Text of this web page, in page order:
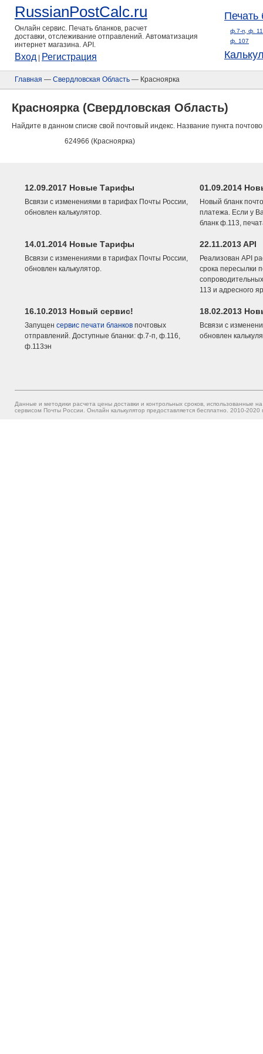
RussianPostCalc.ru
Онлайн сервис. Печать бланков, расчет
доставки, отслеживание отправлений. Автоматизация
интернет магазина. API.
Вход Регистрация
Печать
ф.7-п, ф.
ф. 107
Главная — Свердловская Область — Красноярка
Красноярка (Свердловская Область)
Найдите в данном списке свой почтовый индекс. Название пункта
624966 (Красноярка)
12.09.2017 Новые Тарифы
Всвязи с изменениями в тарифах Почты России,
обновлен калькулятор.
01.09.2014
Новый бланк
платежа. Если у
бланк ф.113,
14.01.2014 Новые Тарифы
Всвязи с изменениями в тарифах Почты России,
обновлен калькулятор.
22.11.2013 API
Реализован API
срока пересылки
113 и адресного
16.10.2013 Новый сервис!
Запущен сервис печати бланков почтовых
отправлений. Доступные бланки: ф.7-п, ф.116,
ф.113эн
18.02.2013
Всвязи с
обновлен
Данные и методики расчета цены доставки и контрольных сроков, использованные
сервисом Почты России. Онлайн калькулятор предоставляется бесплатно. 2010-2020